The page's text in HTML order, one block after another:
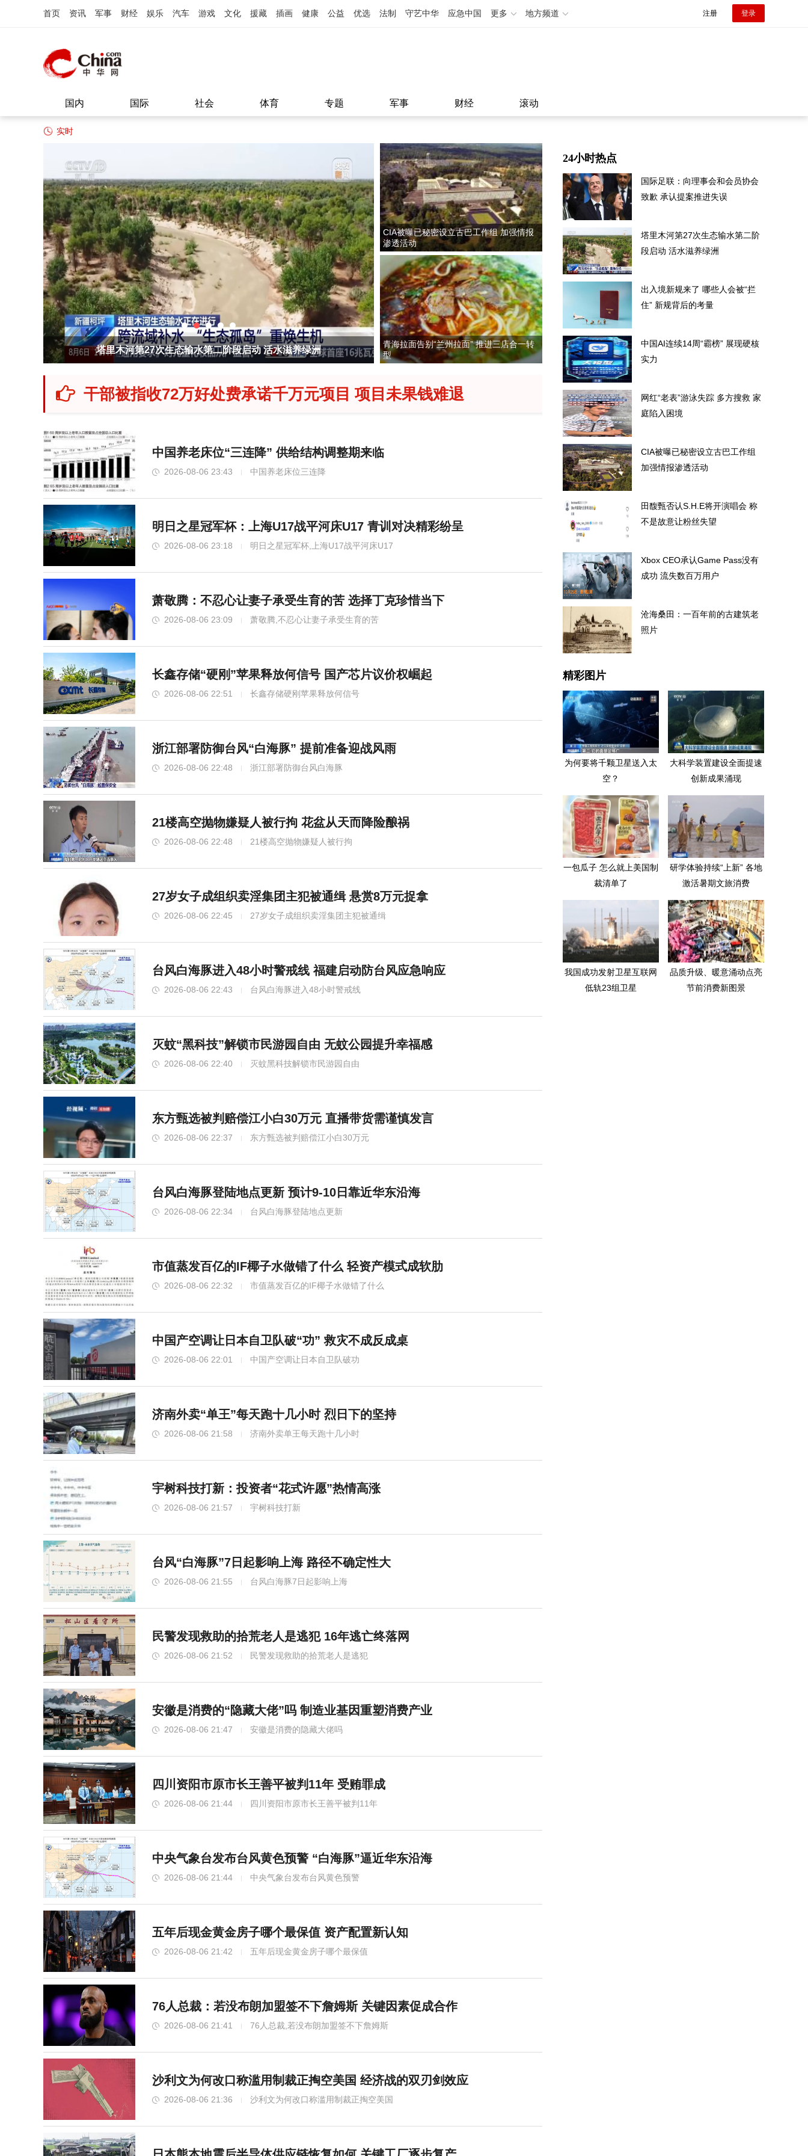
首页 资讯 军事 财经 娱乐 汽车 游戏 文化 援藏 插画 健康 公益 优选 法制 守艺中华 应急中国 更多 地方频道 注册 登录
国内 国际 社会 体育 专题 军事 财经 滚动
实时
塔里木河第27次生态输水第二阶段启动 活水滋养绿洲 出入境新规来了 哪些人会被“拦住” 新规背后的考量
CIA被曝已秘密设立古巴工作组 加强情报
渗透活动
青海拉面告别“兰州拉面” 推进三店合一转
型
干部被指收72万好处费承诺千万元项目 项目未果钱难退
中国养老床位“三连降” 供给结构调整期来临
2026-08-06 23:43 中国养老床位三连降
明日之星冠军杯：上海U17战平河床U17 青训对决精彩纷呈
2026-08-06 23:18 明日之星冠军杯,上海U17战平河床U17
萧敬腾：不忍心让妻子承受生育的苦 选择丁克珍惜当下
2026-08-06 23:09 萧敬腾,不忍心让妻子承受生育的苦
长鑫存储“硬刚”苹果释放何信号 国产芯片议价权崛起
2026-08-06 22:51 长鑫存储硬刚苹果释放何信号
浙江部署防御台风“白海豚” 提前准备迎战风雨
2026-08-06 22:48 浙江部署防御台风白海豚
21楼高空抛物嫌疑人被行拘 花盆从天而降险酿祸
2026-08-06 22:48 21楼高空抛物嫌疑人被行拘
27岁女子成组织卖淫集团主犯被通缉 悬赏8万元捉拿
2026-08-06 22:45 27岁女子成组织卖淫集团主犯被通缉
台风白海豚进入48小时警戒线 福建启动防台风应急响应
2026-08-06 22:43 台风白海豚进入48小时警戒线
灭蚊“黑科技”解锁市民游园自由 无蚊公园提升幸福感
2026-08-06 22:40 灭蚊黑科技解锁市民游园自由
东方甄选被判赔偿江小白30万元 直播带货需谨慎发言
2026-08-06 22:37 东方甄选被判赔偿江小白30万元
台风白海豚登陆地点更新 预计9-10日靠近华东沿海
2026-08-06 22:34 台风白海豚登陆地点更新
市值蒸发百亿的IF椰子水做错了什么 轻资产模式成软肋
2026-08-06 22:32 市值蒸发百亿的IF椰子水做错了什么
中国产空调让日本自卫队破“功” 救灾不成反成桌
2026-08-06 22:01 中国产空调让日本自卫队破功
济南外卖“单王”每天跑十几小时 烈日下的坚持
2026-08-06 21:58 济南外卖单王每天跑十几小时
宇树科技打新：投资者“花式许愿”热情高涨
2026-08-06 21:57 宇树科技打新
台风“白海豚”7日起影响上海 路径不确定性大
2026-08-06 21:55 台风白海豚7日起影响上海
民警发现救助的拾荒老人是逃犯 16年逃亡终落网
2026-08-06 21:52 民警发现救助的拾荒老人是逃犯
安徽是消费的“隐藏大佬”吗 制造业基因重塑消费产业
2026-08-06 21:47 安徽是消费的隐藏大佬吗
四川资阳市原市长王善平被判11年 受贿罪成
2026-08-06 21:44 四川资阳市原市长王善平被判11年
中央气象台发布台风黄色预警 “白海豚”逼近华东沿海
2026-08-06 21:44 中央气象台发布台风黄色预警
五年后现金黄金房子哪个最保值 资产配置新认知
2026-08-06 21:42 五年后现金黄金房子哪个最保值
76人总裁：若没布朗加盟签不下詹姆斯 关键因素促成合作
2026-08-06 21:41 76人总裁,若没布朗加盟签不下詹姆斯
沙利文为何改口称滥用制裁正掏空美国 经济战的双刃剑效应
2026-08-06 21:36 沙利文为何改口称滥用制裁正掏空美国
24小时热点
国际足联：向理事会和会员协会
致歉 承认提案推进失误
塔里木河第27次生态输水第二阶
段启动 活水滋养绿洲
出入境新规来了 哪些人会被“拦
住” 新规背后的考量
中国AI连续14周“霸榜” 展现硬核
实力
网红“老表”游泳失踪 多方搜救 家
庭陷入困境
CIA被曝已秘密设立古巴工作组
加强情报渗透活动
田馥甄否认S.H.E将开演唱会 称
不是故意让粉丝失望
Xbox CEO承认Game Pass没有
成功 流失数百万用户
沧海桑田：一百年前的古建筑老
照片
精彩图片
为何要将千颗卫星送入太
空？
大科学装置建设全面提速
创新成果涌现
一包瓜子 怎么就上美国制
裁清单了
研学体验持续“上新” 各地
激活暑期文旅消费
我国成功发射卫星互联网
低轨23组卫星
品质升级、暖意涌动点亮
节前消费新图景